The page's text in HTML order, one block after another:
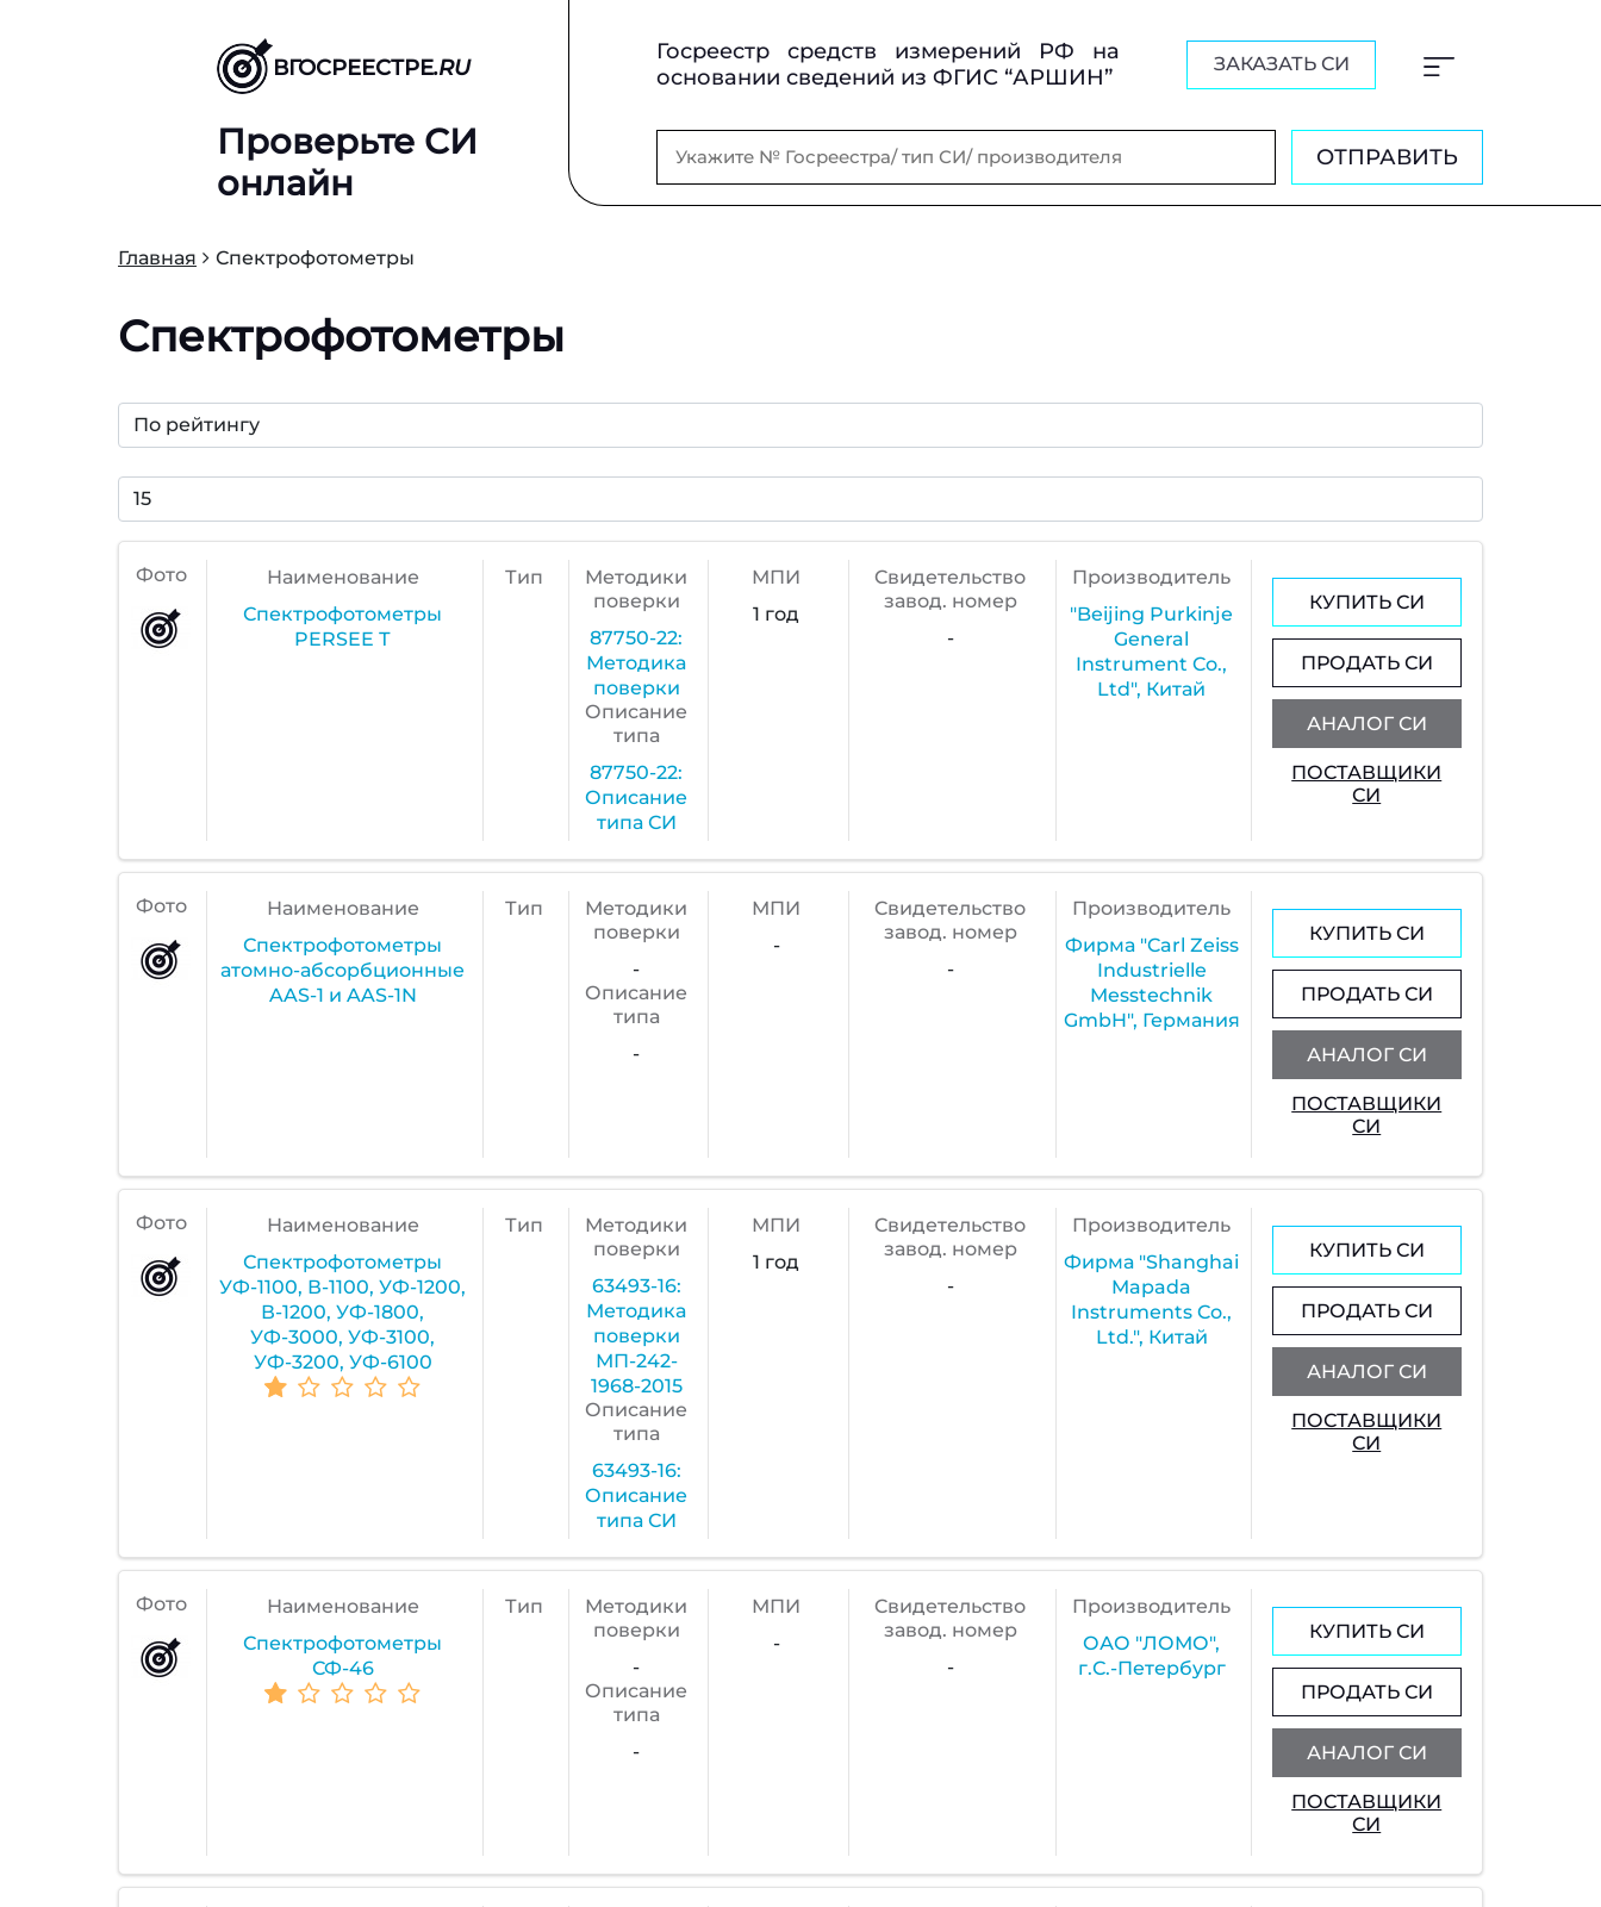
ВГОСРЕЕСТРЕ.RU
Госреестр средств измерений РФ на
основании сведений из ФГИС “АРШИН”
ЗАКАЗАТЬ СИ
Проверьте СИ
онлайн
ОТПРАВИТЬ
Главная Спектрофотометры
Спектрофотометры
Фото
Наименование
Спектрофотометры
PERSEE Т
Тип
Методики
поверки
87750-22:
Методика
поверки
Описание
типа
87750-22:
Описание
типа СИ
МПИ
1 год
Cвидетельство
завод. номер
-
Производитель
"Beijing Purkinje
General
Instrument Co.,
Ltd", Китай
КУПИТЬ СИ
ПРОДАТЬ СИ
АНАЛОГ СИ
ПОСТАВЩИКИ
СИ
Фото
Наименование
Спектрофотометры
атомно-абсорбционные
AAS-1 и AAS-1N
Тип
Методики
поверки
-
Описание
типа
-
МПИ
-
Cвидетельство
завод. номер
-
Производитель
Фирма "Carl Zeiss
Industrielle
Messtechnik
GmbH", Германия
КУПИТЬ СИ
ПРОДАТЬ СИ
АНАЛОГ СИ
ПОСТАВЩИКИ
СИ
Фото
Наименование
Спектрофотометры
УФ-1100, В-1100, УФ-1200,
В-1200, УФ-1800,
УФ-3000, УФ-3100,
УФ-3200, УФ-6100
Тип
Методики
поверки
63493-16:
Методика
поверки
МП-242-
1968-2015
Описание
типа
63493-16:
Описание
типа СИ
МПИ
1 год
Cвидетельство
завод. номер
-
Производитель
Фирма "Shanghai
Mapada
Instruments Co.,
Ltd.", Китай
КУПИТЬ СИ
ПРОДАТЬ СИ
АНАЛОГ СИ
ПОСТАВЩИКИ
СИ
Фото
Наименование
Спектрофотометры
СФ-46
Тип
Методики
поверки
-
Описание
типа
-
МПИ
-
Cвидетельство
завод. номер
-
Производитель
ОАО "ЛОМО",
г.С.-Петербург
КУПИТЬ СИ
ПРОДАТЬ СИ
АНАЛОГ СИ
ПОСТАВЩИКИ
СИ